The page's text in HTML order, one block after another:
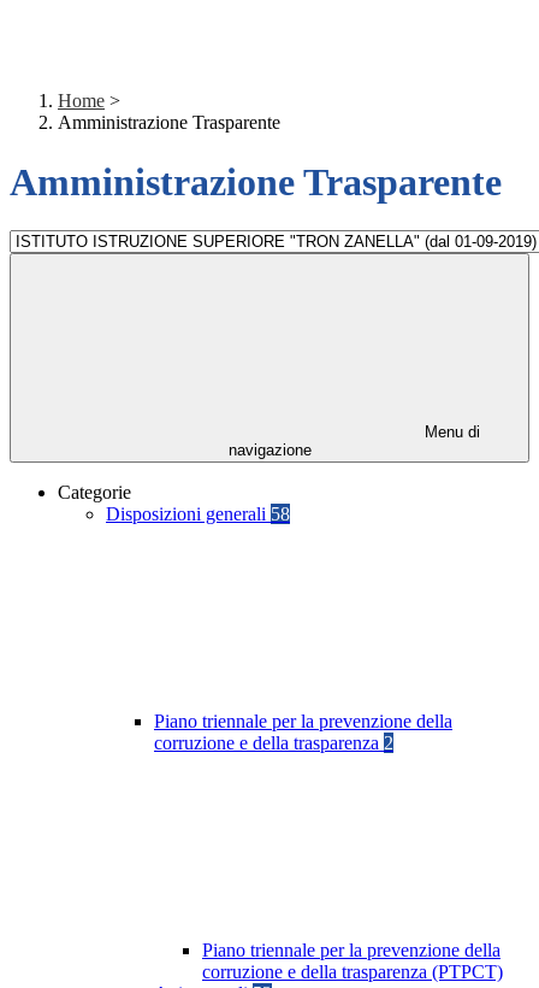
Home >
Amministrazione Trasparente
Amministrazione Trasparente
Menu di
navigazione
Categorie
Disposizioni generali 58
Piano triennale per la prevenzione della
corruzione e della trasparenza 2
Piano triennale per la prevenzione della
corruzione e della trasparenza (PTPCT)